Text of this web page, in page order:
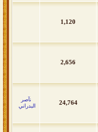
1,120
2,656
24,764
نآصر
البدراني